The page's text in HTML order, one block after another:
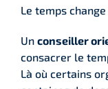
Le temps
Un conseiller
consacrer le
Là où certains